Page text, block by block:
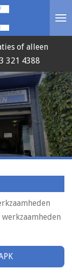
of alleen
321 4388